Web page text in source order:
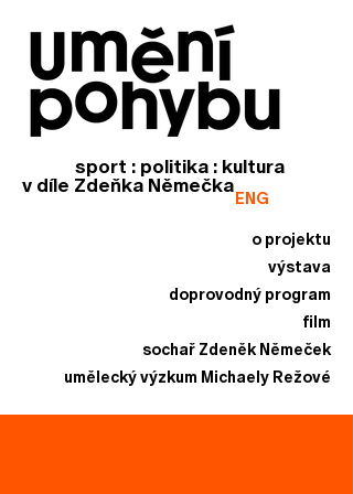
ENG
sport : politika : kultura
v díle Zdeňka Němečka
o projektu
výstava
doprovodný program
film
sochař Zdeněk Němeček
umělecký výzkum Michaely Režové